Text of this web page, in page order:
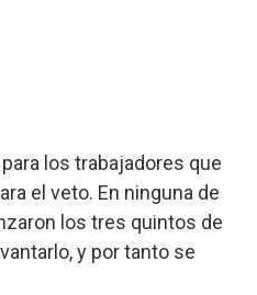
los trabajadores que
el veto. En ninguna de
los tres quintos de
y por tanto se